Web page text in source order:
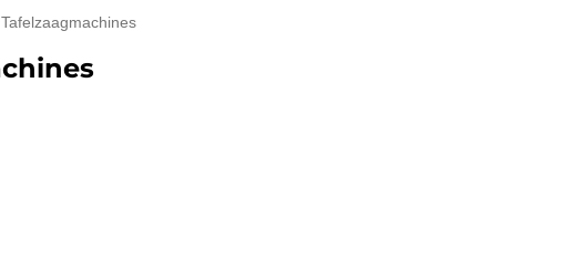
Tafelzaagmachines